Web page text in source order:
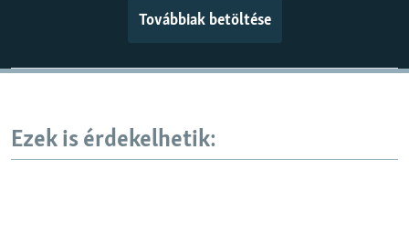
Továbbiak betöltése
Ezek is érdekelhetik: